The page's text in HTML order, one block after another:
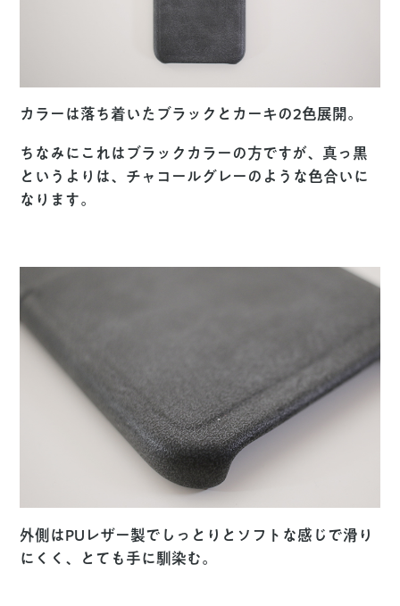
カラーは落ち着いたブラックとカーキの2色展開。
ちなみにこれはブラックカラーの方ですが、真っ黒
というよりは、チャコールグレーのような色合いに
なります。
外側はPUレザー製でしっとりとソフトな感じで滑り
にくく、とても手に馴染む。